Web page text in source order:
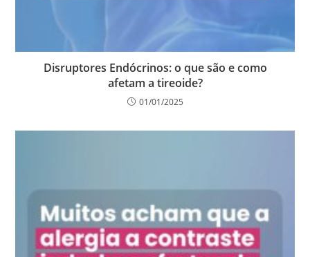
Disruptores Endócrinos: o que são e como
afetam a tireoide?
01/01/2025